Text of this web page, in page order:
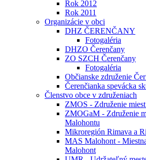
Rok 2012
Rok 2011
Organizácie v obci
DHZ ČERENČANY
Fotogaléria
DHZO Čerenčany
ZO SZCH Čerenčany
Fotogaléria
Občianske združenie
Čerenčianka spevácka
Členstvo obce v združeniach
ZMOS - Združenie
ZMOGaM - Združenie
Malohontu
Mikroregión Rimava a
MAS Malohont -
Malohont